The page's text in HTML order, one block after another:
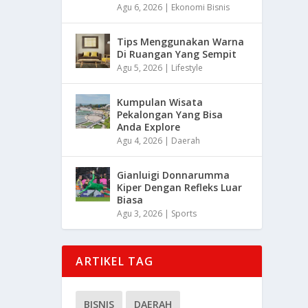
Agu 6, 2026 | Ekonomi Bisnis
Tips Menggunakan Warna
Di Ruangan Yang Sempit
Agu 5, 2026 | Lifestyle
Kumpulan Wisata
Pekalongan Yang Bisa
Anda Explore
Agu 4, 2026 | Daerah
Gianluigi Donnarumma
Kiper Dengan Refleks Luar
Biasa
Agu 3, 2026 | Sports
ARTIKEL TAG
BISNIS DAERAH